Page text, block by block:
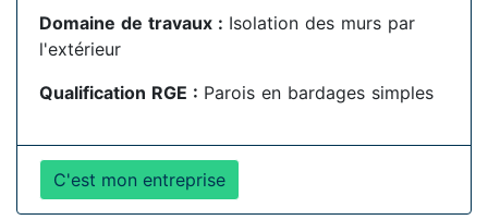
Domaine de travaux : Isolation des murs par
l'extérieur
Qualification RGE : Parois en bardages simples
C'est mon entreprise